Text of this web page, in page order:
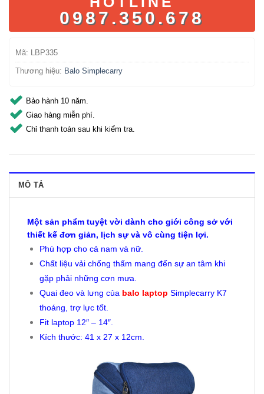
0987.350.678
Mã: LBP335
Thương hiệu: Balo Simplecarry
Bảo hành 10 năm.
Giao hàng miễn phí.
Chỉ thanh toán sau khi kiểm tra.
MÔ TẢ
Một sản phẩm tuyệt vời dành cho giới công sở với
thiết kế đơn giản, lịch sự và vô cùng tiện lợi.
Phù hợp cho cả nam và nữ.
Chất liệu vải chống thấm mang đến sự an tâm khi
gặp phải những cơn mưa.
Quai đeo và lưng của balo laptop Simplecarry K7
thoáng, trợ lực tốt.
Fit laptop 12″ – 14″.
Kích thước: 41 x 27 x 12cm.